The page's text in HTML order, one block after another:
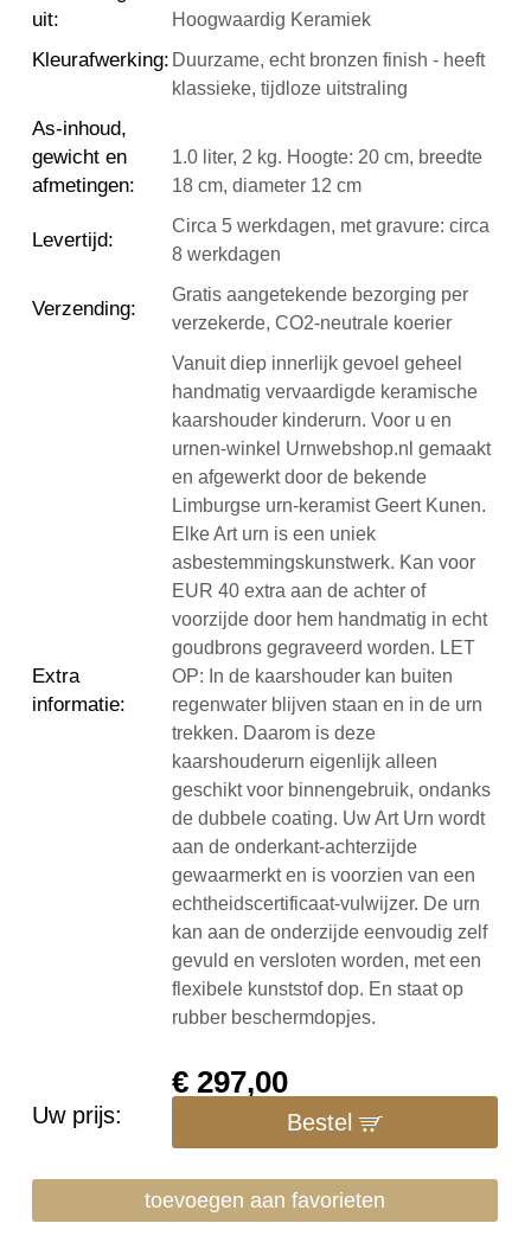
uit: Hoogwaardig Keramiek
Kleurafwerking: Duurzame, echt bronzen finish - heeft
klassieke, tijdloze uitstraling
As-inhoud,
gewicht en
afmetingen:
1.0 liter, 2 kg. Hoogte: 20 cm, breedte
18 cm, diameter 12 cm
Levertijd:
Circa 5 werkdagen, met gravure: circa
8 werkdagen
Verzending:
Gratis aangetekende bezorging per
verzekerde, CO2-neutrale koerier
Extra
informatie:
Vanuit diep innerlijk gevoel geheel
handmatig vervaardigde keramische
kaarshouder kinderurn. Voor u en
urnen-winkel Urnwebshop.nl gemaakt
en afgewerkt door de bekende
Limburgse urn-keramist Geert Kunen.
Elke Art urn is een uniek
asbestemmingskunstwerk. Kan voor
EUR 40 extra aan de achter of
voorzijde door hem handmatig in echt
goudbrons gegraveerd worden. LET
OP: In de kaarshouder kan buiten
regenwater blijven staan en in de urn
trekken. Daarom is deze
kaarshouderurn eigenlijk alleen
geschikt voor binnengebruik, ondanks
de dubbele coating. Uw Art Urn wordt
aan de onderkant-achterzijde
gewaarmerkt en is voorzien van een
echtheidscertificaat-vulwijzer. De urn
kan aan de onderzijde eenvoudig zelf
gevuld en versloten worden, met een
flexibele kunststof dop. En staat op
rubber beschermdopjes.
Uw prijs:
€297,00
Bestel
toevoegen aan favorieten